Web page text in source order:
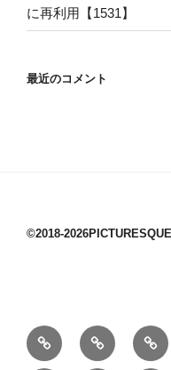
に再利用【1531】
最近のコメント
©2018-2026PICTURESQUE
1/10：
材
10/10：
ジ
2/10
製